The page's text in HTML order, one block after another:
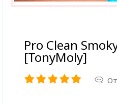
Pro Clean
[TonyMoly]